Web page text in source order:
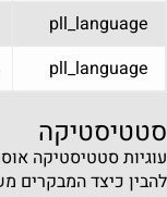
pll_language
pll_language
סטטיסטיקה
עוגיות סטטיסטיקה
להבין כיצד המבקרים